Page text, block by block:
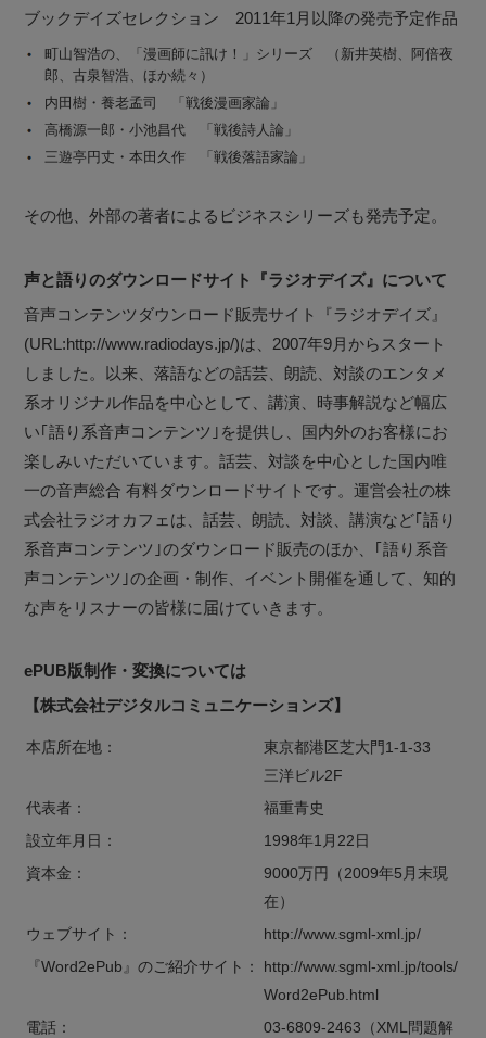
ブックデイズセレクション 2011年1月以降の発売予定作品
町山智浩の、「漫画師に訊け！」シリーズ （新井英樹、阿倍夜
郎、古泉智浩、ほか続々）
内田樹・養老孟司 「戦後漫画家論」
高橋源一郎・小池昌代 「戦後詩人論」
三遊亭円丈・本田久作 「戦後落語家論」
その他、外部の著者によるビジネスシリーズも発売予定。
声と語りのダウンロードサイト『ラジオデイズ』について
音声コンテンツダウンロード販売サイト『ラジオデイズ』
(URL:http://www.radiodays.jp/)は、2007年9月からスタート
しました。以来、落語などの話芸、朗読、対談のエンタメ
系オリジナル作品を中心として、講演、時事解説など幅広
い｢語り系音声コンテンツ｣を提供し、国内外のお客様にお
楽しみいただいています。話芸、対談を中心とした国内唯
一の音声総合 有料ダウンロードサイトです。運営会社の株
式会社ラジオカフェは、話芸、朗読、対談、講演など｢語り
系音声コンテンツ｣のダウンロード販売のほか、｢語り系音
声コンテンツ｣の企画・制作、イベント開催を通して、知的
な声をリスナーの皆様に届けていきます。
ePUB版制作・変換については
【株式会社デジタルコミュニケーションズ】
本店所在地：
東京都港区芝大門1-1-33
三洋ビル2F
代表者：
福重青史
設立年月日：
1998年1月22日
資本金：
9000万円（2009年5月末現
在）
ウェブサイト：
http://www.sgml-xml.jp/
『Word2ePub』のご紹介サイト：
http://www.sgml-xml.jp/tools/
Word2ePub.html
電話：
03-6809-2463（XML問題解